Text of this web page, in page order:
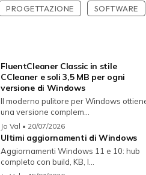
PROGETTAZIONE
SOFTWARE
FluentCleaner Classic in stile
CCleaner e soli 3,5 MB per ogni
versione di Windows
Il moderno pulitore per Windows
una versione complem...
Jo Val • 20/07/2026
Ultimi aggiornamenti di Windows
Aggiornamenti Windows 11 e 10: hub
completo con build, KB, l...